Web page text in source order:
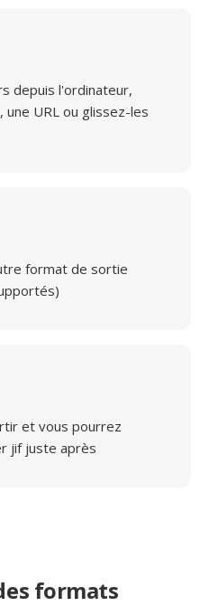
depuis l'ordinateur,
URL ou glissez-les
format de sortie
et vous pourrez
jif juste après
formats